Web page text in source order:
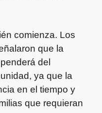
comienza. Los
que la
del
ya que la
en el tiempo y
que requieran